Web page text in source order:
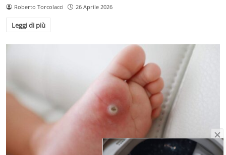
Roberto Torcolacci 26 Aprile 2026
Leggi di più